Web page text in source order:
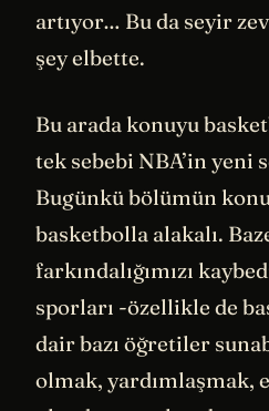
artıyor… Bu da seyir
şey elbette.
Bu arada konuyu
tek sebebi NBA’in yeni
Bugünkü bölümün
basketbolla alakalı.
farkındalığımızı
sporları -özellikle de
dair bazı öğretiler
olmak, yardımlaşmak,